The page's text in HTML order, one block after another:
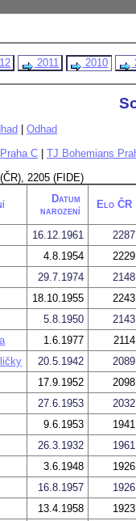
2011 2010
Odhad
C
TJ Bohemians
2205 (FIDE)
Datum
narození
Elo ČR
16.12.1961
2287
4.8.1954
2229
29.7.1974
2148
18.10.1955
2243
5.8.1950
2143
1.6.1977
2114
20.5.1942
2089
17.9.1952
2098
27.6.1953
2032
9.6.1953
1941
26.3.1932
1961
3.6.1948
1926
16.8.1957
1926
13.4.1958
1923